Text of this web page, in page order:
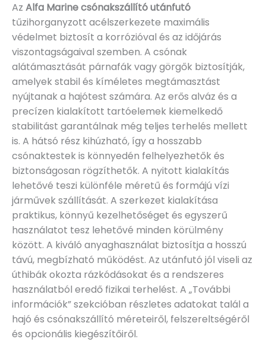
Az Alfa Marine csónakszállító utánfutó
tűzihorganyzott acélszerkezete maximális
védelmet biztosít a korrózióval és az időjárás
viszontagságaival szemben. A csónak
alátámasztását párnafák vagy görgők biztosítják,
amelyek stabil és kíméletes megtámasztást
nyújtanak a hajótest számára. Az erős alváz és a
precízen kialakított tartóelemek kiemelkedő
stabilitást garantálnak még teljes terhelés mellett
is. A hátsó rész kihúzható, így a hosszabb
csónaktestek is könnyedén felhelyezhetők és
biztonságosan rögzíthetők. A nyitott kialakítás
lehetővé teszi különféle méretű és formájú vízi
járművek szállítását. A szerkezet kialakítása
praktikus, könnyű kezelhetőséget és egyszerű
használatot tesz lehetővé minden körülmény
között. A kiváló anyaghasználat biztosítja a hosszú
távú, megbízható működést. Az utánfutó jól viseli az
úthibák okozta rázkódásokat és a rendszeres
használatból eredő fizikai terhelést. A „További
információk” szekcióban részletes adatokat talál a
hajó és csónakszállító méreteiről, felszereltségéről
és opcionális kiegészítőiről.